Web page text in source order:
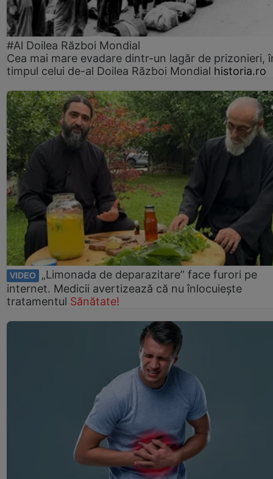
#Al Doilea Război Mondial
Cea mai mare evadare dintr-un lagăr de prizonieri,
timpul celui de-al Doilea Război Mondial historia.ro
VIDEO
„Limonada de deparazitare” face furori pe
internet. Medicii avertizează că nu înlocuiește
tratamentul Sănătate!